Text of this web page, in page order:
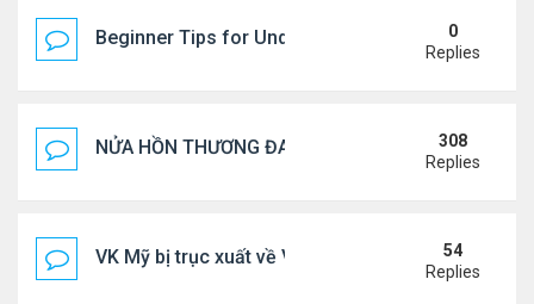
Beginner Tips for Understanding Diablo 4 Items
0
Replies
NỬA HỒN THƯƠNG ĐAU..
308
Replies
VK Mỹ bị trục xuất về VN sống ra sao
54
Replies